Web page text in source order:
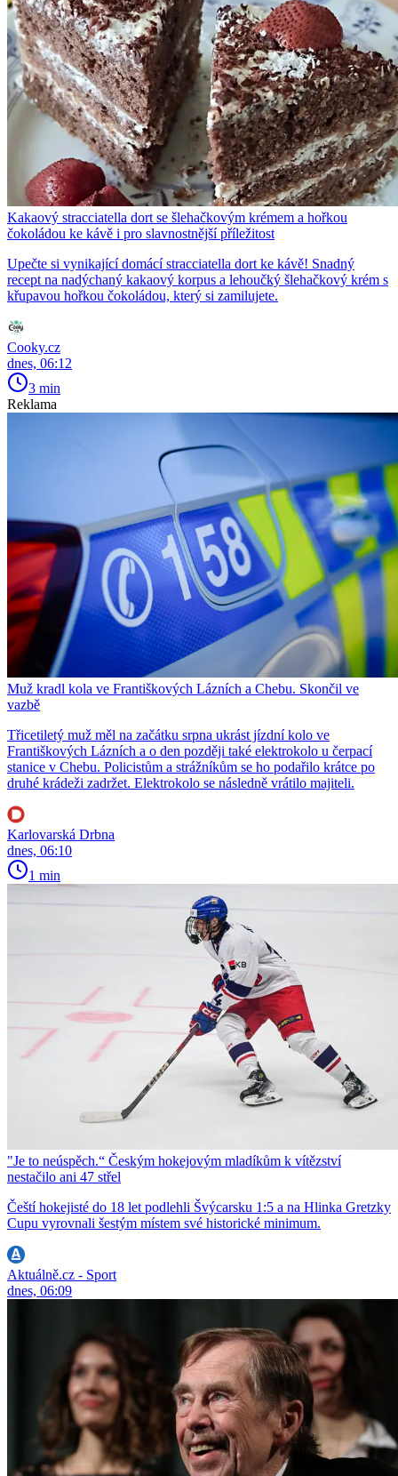
Kakaový stracciatella dort se šlehačkovým krémem a hořkou
čokoládou ke kávě i pro slavnostnější příležitost
Upečte si vynikající domácí stracciatella dort ke kávě! Snadný
recept na nadýchaný kakaový korpus a lehoučký šlehačkový krém s
křupavou hořkou čokoládou, který si zamilujete.
Cooky.cz
dnes, 06:12
3 min
Reklama
Muž kradl kola ve Františkových Lázních a Chebu. Skončil ve
vazbě
Třicetiletý muž měl na začátku srpna ukrást jízdní kolo ve
Františkových Lázních a o den později také elektrokolo u čerpací
stanice v Chebu. Policistům a strážníkům se ho podařilo krátce po
druhé krádeži zadržet. Elektrokolo se následně vrátilo majiteli.
Karlovarská Drbna
dnes, 06:10
1 min
"Je to neúspěch.“ Českým hokejovým mladíkům k vítězství
nestačilo ani 47 střel
Čeští hokejisté do 18 let podlehli Švýcarsku 1:5 a na Hlinka Gretzky
Cupu vyrovnali šestým místem své historické minimum.
Aktuálně.cz - Sport
dnes, 06:09